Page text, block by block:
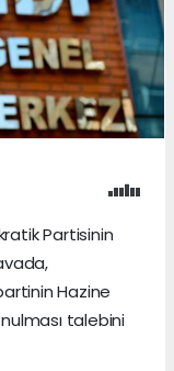
Partisinin
Hazine
talebini